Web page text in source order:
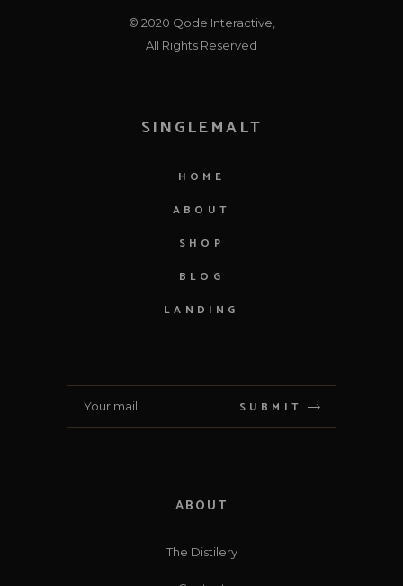
© 2020 Qode Interactive
All Rights Reserved
SINGLEMALT
HOME
ABOUT
SHOP
BLOG
LANDING
SUBMIT
ABOUT
The Distilery